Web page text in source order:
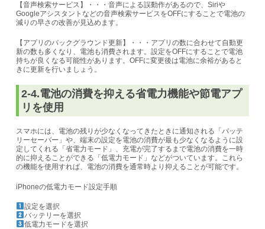
【音声検索サービス】・・・音声による誤動作があるので、Siriや
Googleアシスタントなどの音声検索サービスをOFFにすることで電池の
減りの早さの改善が見込めます。
【アプリのバックグラウンド更新】・・・アプリの数に合わせて自動更
新の数も多くなり、電池も消費されます。設定をOFFにすることで電池
持ちが良くなる可能性があります。OFFに変更後は電池に余裕があると
きに更新を行いましょう。
2-4.電池の消費を抑える省電力機能や節電アプ
リを使用
スマホには、電池の残りが少なくなってきたときに通知される「バッテ
リーセーバー」や、端末の設定を電池の消費が最も少なくなるように設
定してくれる「省電力モード」、充電が完了するまで電池の消費を一時
的に抑えることができる「低電力モード」などがついています。これら
の機能を使用すれば、電池の消費を通常時より抑えることが可能です。
iPhoneの低電力モード設定手順
設定を選択
バッテリーを選択
低電力モードを選択